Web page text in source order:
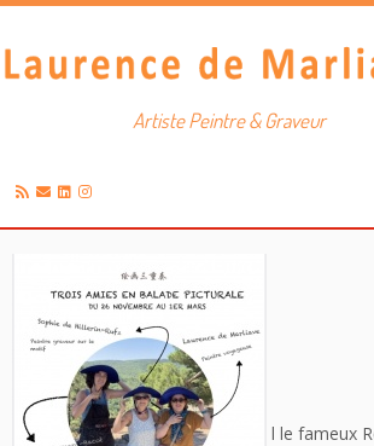
contenu
Artiste Peintre & Graveur
l le fameux